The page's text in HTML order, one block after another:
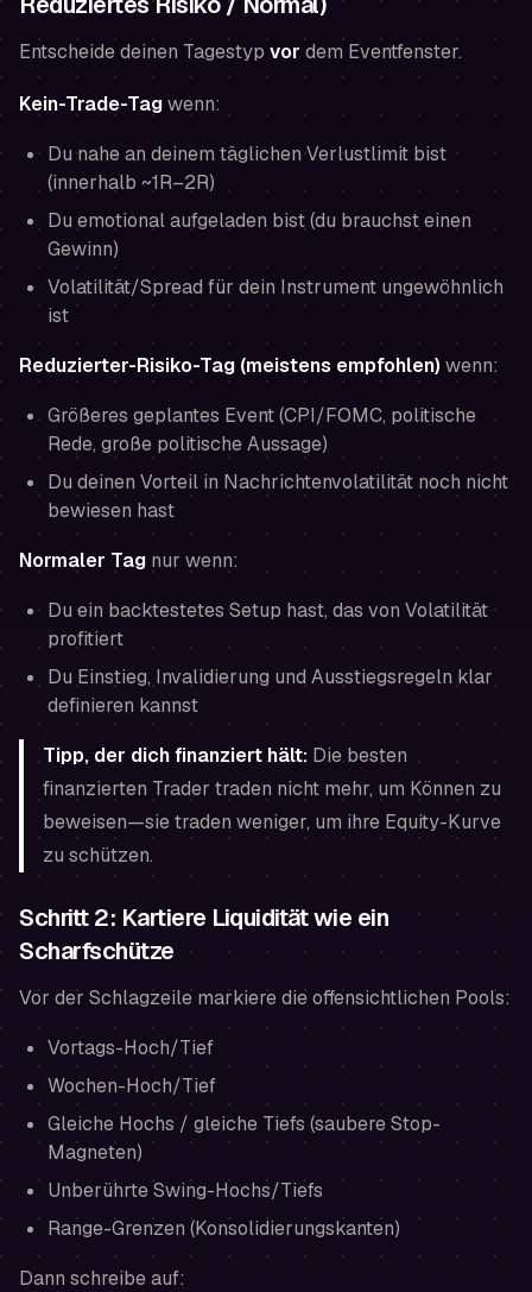
Entscheide deinen Tagestyp vor dem Eventfenster.
Kein-Trade-Tagwenn:
Du nahe an deinem täglichen Verlustlimit bist
(innerhalb ~1R–2R)
Du emotional aufgeladen bist (du brauchsteinen
Gewinn)
Volatilität/Spread für dein Instrument ungewöhnlich
ist
Reduzierter-Risiko-Tag (meistens empfohlen) wenn:
Größeres geplantes Event (CPI/FOMC, politische
Rede, große politische Aussage)
Du deinen Vorteil in Nachrichtenvolatilität noch nicht
bewiesen hast
Normaler Tag nur wenn:
Du ein backtestetes Setup hast, das von Volatilität
profitiert
Du Einstieg, Invalidierung und Ausstiegsregeln klar
definieren kannst
Tipp, der dich finanziert hält: Die besten
finanzierten Trader traden nicht mehr, um Können zu
beweisen—sie traden weniger, um ihre Equity-Kurve
zu schützen.
Schritt 2: Kartiere Liquidität wie ein
Scharfschütze
Vor der Schlagzeile markiere die offensichtlichen Pools:
Vortags-Hoch/Tief
Wochen-Hoch/Tief
Gleiche Hochs / gleiche Tiefs (saubere Stop-
Magneten)
Unberührte Swing-Hochs/Tiefs
Range-Grenzen (Konsolidierungskanten)
Dann schreibe auf: